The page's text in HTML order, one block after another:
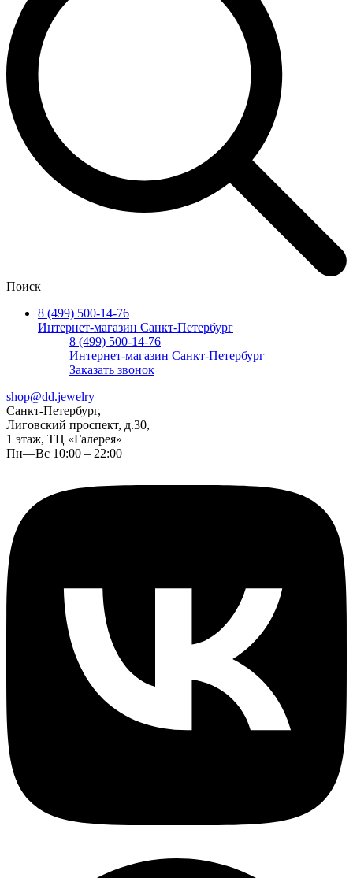
Поиск
8 (499) 500-14-76
Интернет-магазин Санкт-Петербург
8 (499) 500-14-76
Интернет-магазин Санкт-Петербург
Заказать звонок
shop@dd.jewelry
Санкт-Петербург,
Лиговский проспект, д.30,
1 этаж, ТЦ «Галерея»
Пн—Вс 10:00 – 22:00